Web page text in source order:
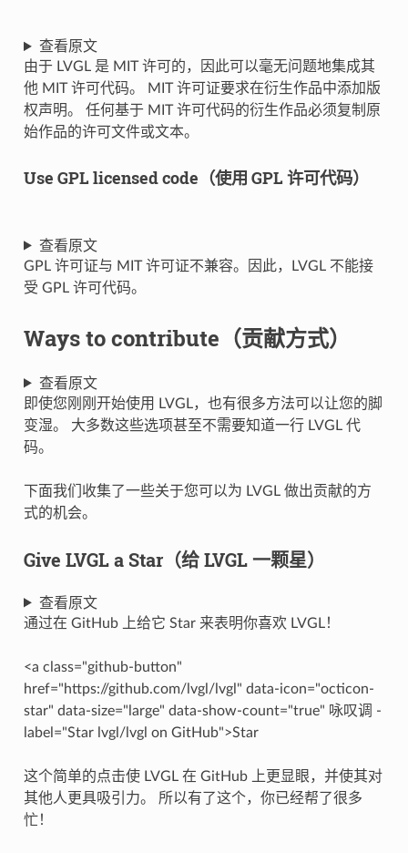
查看原文
由于 LVGL 是 MIT 许可的，因此可以毫无问题地集成其
他 MIT 许可代码。 MIT 许可证要求在衍生作品中添加版
权声明。 任何基于 MIT 许可代码的衍生作品必须复制原
始作品的许可文件或文本。
Use GPL licensed code（使用 GPL 许可代码）
查看原文
GPL 许可证与 MIT 许可证不兼容。因此，LVGL 不能接
受 GPL 许可代码。
Ways to contribute（贡献方式）
查看原文
即使您刚刚开始使用 LVGL，也有很多方法可以让您的脚
变湿。 大多数这些选项甚至不需要知道一行 LVGL 代
码。
下面我们收集了一些关于您可以为 LVGL 做出贡献的方
式的机会。
Give LVGL a Star（给 LVGL 一颗星）
查看原文
通过在 GitHub 上给它 Star 来表明你喜欢 LVGL！
<a class="github-button"
href="https://github.com/lvgl/lvgl" data-icon="octicon-
star" data-size="large" data-show-count="true" 咏叹调 -
label="Star lvgl/lvgl on GitHub">Star
这个简单的点击使 LVGL 在 GitHub 上更显眼，并使其对
其他人更具吸引力。 所以有了这个，你已经帮了很多
忙！